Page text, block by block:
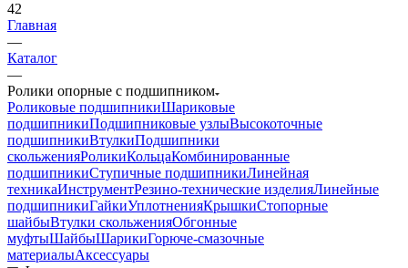
42
Главная
—
Каталог
—
Ролики опорные с подшипником
Роликовые подшипникиШариковые
подшипникиПодшипниковые узлыВысокоточные
подшипникиВтулкиПодшипники
скольженияРоликиКольцаКомбинированные
подшипникиСтупичные подшипникиЛинейная
техникаИнструментРезино-технические изделияЛинейные
подшипникиГайкиУплотненияКрышкиСтопорные
шайбыВтулки скольженияОбгонные
муфтыШайбыШарикиГорюче-смазочные
материалыАксессуары